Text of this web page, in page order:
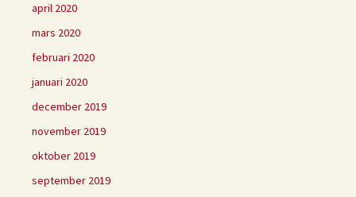
april 2020
mars 2020
februari 2020
januari 2020
december 2019
november 2019
oktober 2019
september 2019